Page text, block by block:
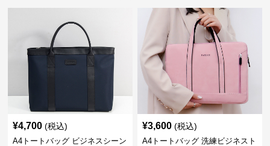
¥4,700 (税込)
A4トートバッグ ビジネスシーン
¥3,600 (税込)
A4トートバッグ 洗練ビジネスト